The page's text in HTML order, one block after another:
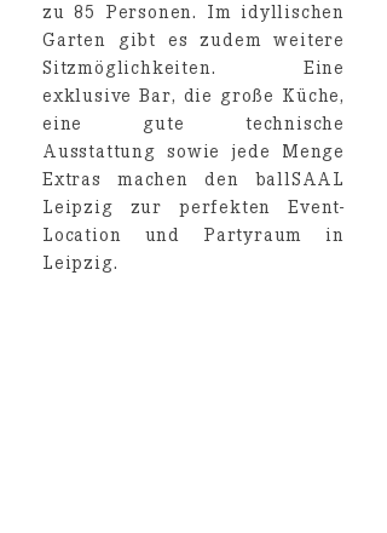
zu 85 Personen. Im idyllischen
Garten gibt es zudem weitere
Sitzmöglichkeiten. Eine
exklusive Bar, die große Küche,
eine gute technische
Ausstattung sowie jede Menge
Extras machen den ballSAAL
Leipzig zur perfekten Event-
Location und Partyraum in
Leipzig.